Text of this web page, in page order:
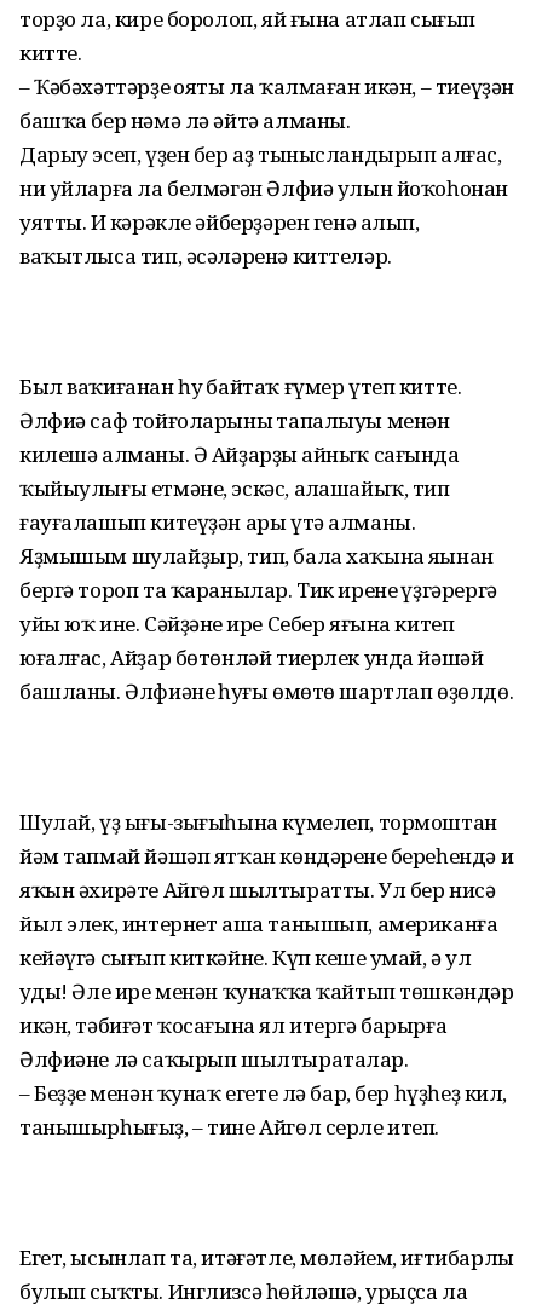
торҙо ла, кире боролоп, яй ғына атлап сығып
китте.
– Ҡәбәхәттәрҙең ояты ла ҡалмаған икән, – тиеүҙән
башҡа бер нәмә лә әйтә алманы.
Дарыу эсеп, үҙен бер аҙ тынысландырып алғас,
ни уйларға ла белмәгән Әлфиә улын йоҡоһонан
уятты. Иң кәрәкле әйберҙәрен генә алып,
ваҡытлыса тип, әсәләренә киттеләр.
Был ваҡиғанан һуң байтаҡ ғүмер үтеп китте.
Әлфиә саф тойғоларының тапалыуы менән
килешә алманы. Ә Айҙарҙың айныҡ сағында
ҡыйыулығы етмәне, эскәс, аңлашайыҡ, тип
ғауғалашып китеүҙән ары үтә алманы.
Яҙмышым шулайҙыр, тип, бала хаҡына яңынан
бергә тороп та ҡаранылар. Тик иренең үҙгәрергә
уйы юҡ ине. Сәйҙәнең ире Себер яғына китеп
юғалғас, Айҙар бөтөнләй тиерлек унда йәшәй
башланы. Әлфиәнең һуңғы өмөтө шартлап өҙөлдө.
Шулай, үҙ ығы-зығыһына күмелеп, тормоштан
йәм тапмай йәшәп ятҡан көндәренең береһендә иң
яҡын әхирәте Айгөл шылтыратты. Ул бер нисә
йыл элек, интернет аша танышып, американға
кейәүгә сығып киткәйне. Күп кеше уңмай, ә ул
уңды! Әле ире менән ҡунаҡҡа ҡайтып төшкәндәр
икән, тәбиғәт ҡосағына ял итергә барырға
Әлфиәне лә саҡырып шылтыраталар.
– Беҙҙең менән ҡунаҡ егете лә бар, бер һүҙһеҙ кил,
танышырһығыҙ, – тине Айгөл серле итеп.
Егет, ысынлап та, итәғәтле, мөләйем, иғтибарлы
булып сыҡты. Инглизсә һөйләшә, урыҫса ла